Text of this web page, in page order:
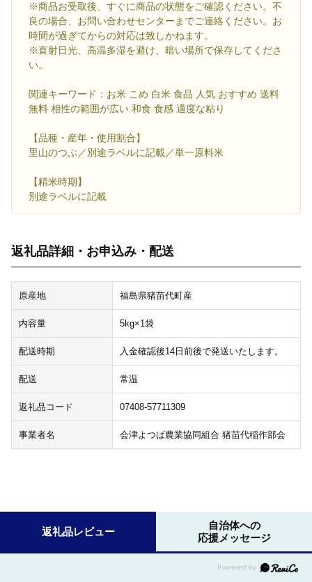
※商品お受取後、すぐに商品の状態をご確認ください。不
良の場合、お問い合わせセンターまでご連絡ください。お
時間が過ぎてからの対応は致しかねます。
※直射日光、高温多湿を避け、暗い場所で保存してくださ
い。
関連キーワード：お米 こめ 白米 食品 人気 おすすめ 送料
無料 相性の範囲が広い 和食 食感 適度な粘り
【品種・産年・使用割合】
里山のつぶ／別途ラベルに記載／単一原料米
【精米時期】
別途ラベルに記載
返礼品詳細・お申込み・配送
原産地 福島県猪苗代町産
内容量 5kg×1袋
配送時期 入金確認後14日前後で発送いたします。
配送 常温
返礼品コード 07408-57711309
事業者名 会津よつば農業協同組合 猪苗代稲作部会
返礼品レビュー
自治体への
応援メッセージ